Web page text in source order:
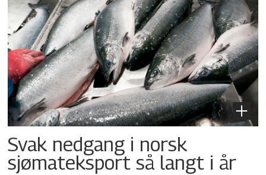
Svak nedgang i norsk
sjømateksport så langt i år